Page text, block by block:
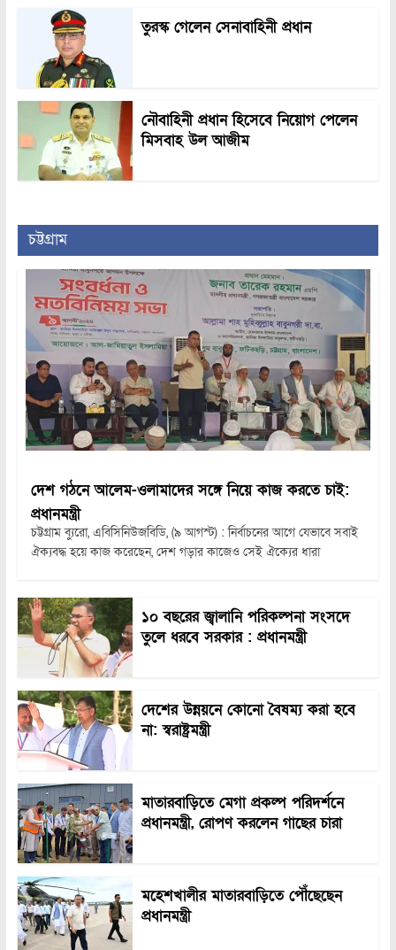
তুরস্ক গেলেন সেনাবাহিনী প্রধান
নৌবাহিনী প্রধান হিসেবে নিয়োগ পেলেন
মিসবাহ উল আজীম
চট্টগ্রাম
দেশ গঠনে আলেম-ওলামাদের সঙ্গে নিয়ে কাজ করতে চাই:
প্রধানমন্ত্রী
চট্টগ্রাম ব্যুরো, এবিসিনিউজবিডি, (৯ আগস্ট) : নির্বাচনের আগে যেভাবে সবাই
ঐক্যবদ্ধ হয়ে কাজ করেছেন, দেশ গড়ার কাজেও সেই ঐক্যের ধারা
১০ বছরের জ্বালানি পরিকল্পনা সংসদে
তুলে ধরবে সরকার : প্রধানমন্ত্রী
দেশের উন্নয়নে কোনো বৈষম্য করা হবে
না: স্বরাষ্ট্রমন্ত্রী
মাতারবাড়িতে মেগা প্রকল্প পরিদর্শনে
প্রধানমন্ত্রী, রোপণ করলেন গাছের চারা
মহেশখালীর মাতারবাড়িতে পৌঁছেছেন
প্রধানমন্ত্রী